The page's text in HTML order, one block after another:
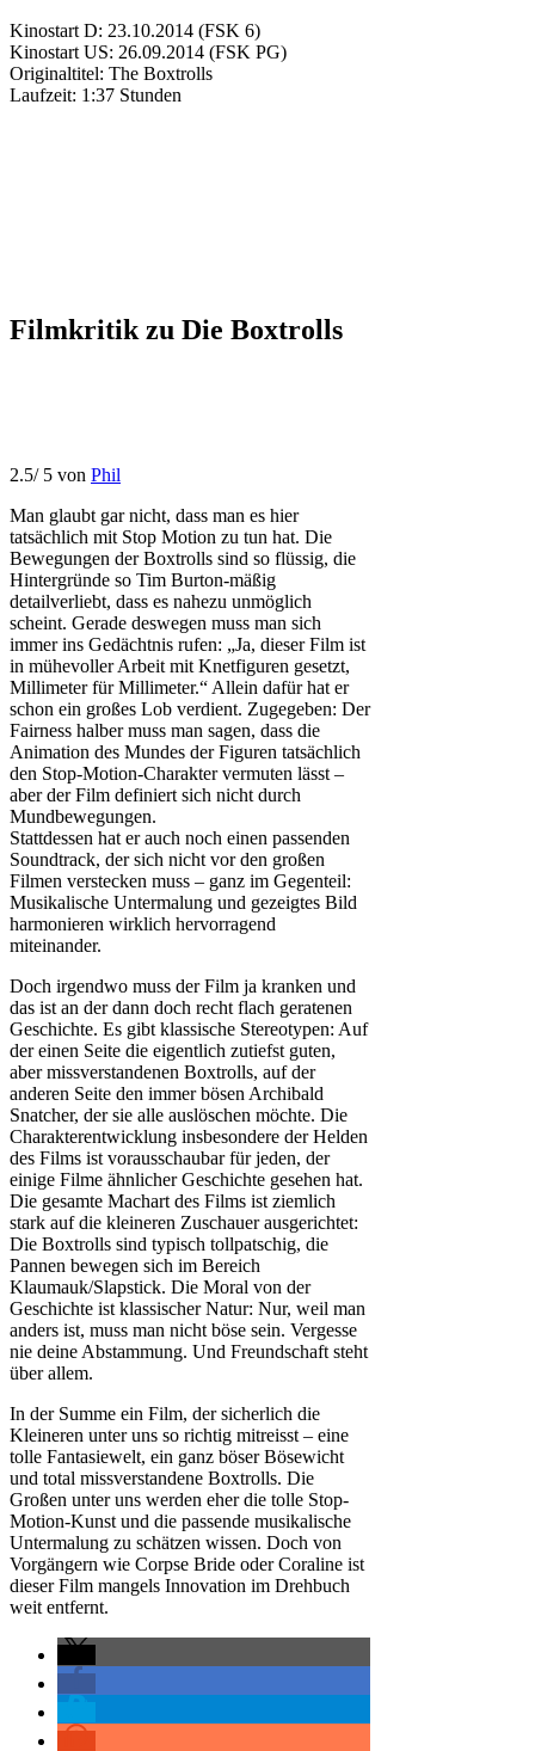
Kinostart D: 23.10.2014 (FSK 6)
Kinostart US: 26.09.2014 (FSK PG)
Originaltitel: The Boxtrolls
Laufzeit: 1:37 Stunden
Filmkritik zu Die Boxtrolls
2.5/ 5 von Phil
Man glaubt gar nicht, dass man es hier
tatsächlich mit Stop Motion zu tun hat. Die
Bewegungen der Boxtrolls sind so flüssig, die
Hintergründe so Tim Burton-mäßig
detailverliebt, dass es nahezu unmöglich
scheint. Gerade deswegen muss man sich
immer ins Gedächtnis rufen: „Ja, dieser Film ist
in mühevoller Arbeit mit Knetfiguren gesetzt,
Millimeter für Millimeter.“ Allein dafür hat er
schon ein großes Lob verdient. Zugegeben: Der
Fairness halber muss man sagen, dass die
Animation des Mundes der Figuren tatsächlich
den Stop-Motion-Charakter vermuten lässt –
aber der Film definiert sich nicht durch
Mundbewegungen.
Stattdessen hat er auch noch einen passenden
Soundtrack, der sich nicht vor den großen
Filmen verstecken muss – ganz im Gegenteil:
Musikalische Untermalung und gezeigtes Bild
harmonieren wirklich hervorragend
miteinander.
Doch irgendwo muss der Film ja kranken und
das ist an der dann doch recht flach geratenen
Geschichte. Es gibt klassische Stereotypen: Auf
der einen Seite die eigentlich zutiefst guten,
aber missverstandenen Boxtrolls, auf der
anderen Seite den immer bösen Archibald
Snatcher, der sie alle auslöschen möchte. Die
Charakterentwicklung insbesondere der Helden
des Films ist vorausschaubar für jeden, der
einige Filme ähnlicher Geschichte gesehen hat.
Die gesamte Machart des Films ist ziemlich
stark auf die kleineren Zuschauer ausgerichtet:
Die Boxtrolls sind typisch tollpatschig, die
Pannen bewegen sich im Bereich
Klaumauk/Slapstick. Die Moral von der
Geschichte ist klassischer Natur: Nur, weil man
anders ist, muss man nicht böse sein. Vergesse
nie deine Abstammung. Und Freundschaft steht
über allem.
In der Summe ein Film, der sicherlich die
Kleineren unter uns so richtig mitreisst – eine
tolle Fantasiewelt, ein ganz böser Bösewicht
und total missverstandene Boxtrolls. Die
Großen unter uns werden eher die tolle Stop-
Motion-Kunst und die passende musikalische
Untermalung zu schätzen wissen. Doch von
Vorgängern wie Corpse Bride oder Coraline ist
dieser Film mangels Innovation im Drehbuch
weit entfernt.